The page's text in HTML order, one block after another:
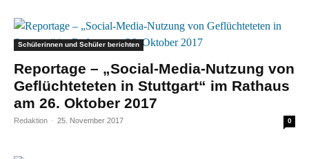
Schülerinnen und Schüler berichten
Reportage – „Social-Media-Nutzung von
Geflüchteteten in Stuttgart“ im Rathaus
am 26. Oktober 2017
Redaktion - 25. November 2017 0